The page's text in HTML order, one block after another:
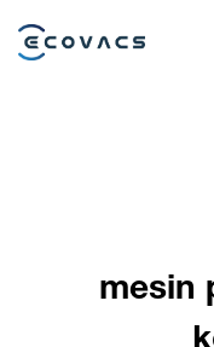
mesin